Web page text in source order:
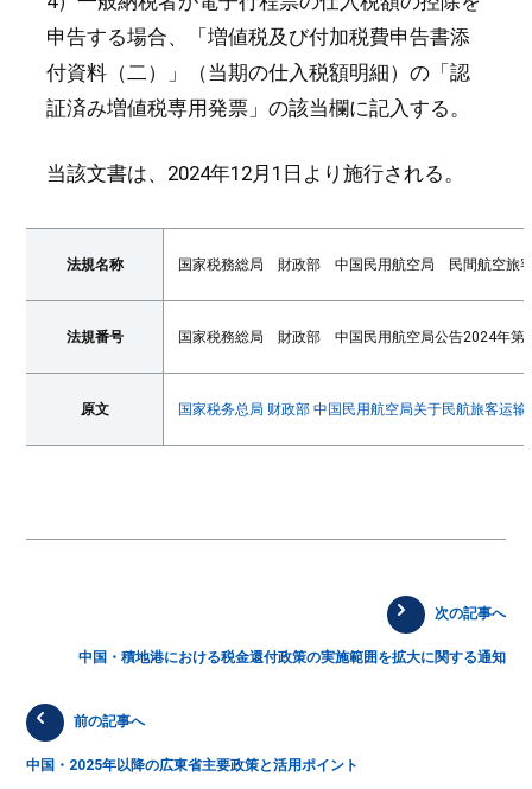
申告する場合、「増値税及び付加税費申告書添
付資料（二）」（当期の仕入税額明細）の「認
証済み増値税専用発票」の該当欄に記入する。
当該文書は、2024年12月1日より施行される。
法規名称 国家税務総局 財政部 中国民用航空局 民間航空旅客
法規番号 国家税務総局 財政部 中国民用航空局公告2024年第
原文 国家税务总局 财政部 中国民用航空局关于民航旅客运
次の記事へ
中国・積地港における税金還付政策の実施範囲を拡大に関する通知
前の記事へ
中国・2025年以降の広東省主要政策と活用ポイント